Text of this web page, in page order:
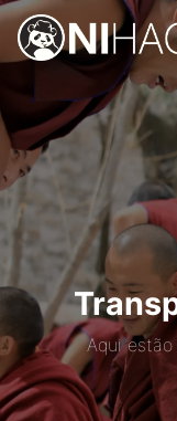
Aqui